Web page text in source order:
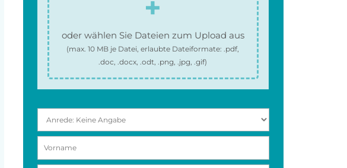
oder wählen Sie Dateien zum Upload aus
(max.10 MB je Datei, erlaubte Dateiformate:.pdf,
.doc, .docx, .odt, .png, .jpg, .gif)